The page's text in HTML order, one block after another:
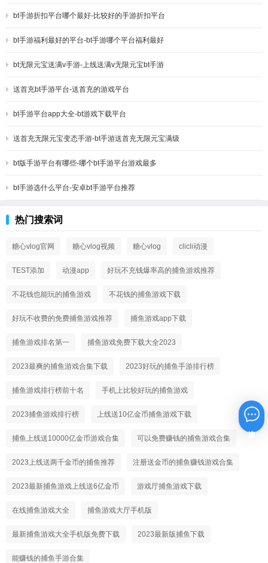
bt手游折扣平台哪个最好-比较好的手游折扣平台
bt手游福利最好的平台-bt手游哪个平台福利最好
bt无限元宝送满v手游-上线送满v无限元宝bt手游
送首充bt手游平台-送首充的游戏平台
bt手游平台app大全-bt游戏下载平台
送首充无限元宝变态手游-bt手游送首充无限元宝满级
bt版手游平台有哪些-哪个bt手游平台游戏最多
bt手游选什么平台-安卓bt手游平台推荐
热门搜索词
糖心vlog官网 糖心vlog视频 糖心vlog clicli动漫
TEST添加 动漫app 好玩不充钱爆率高的捕鱼游戏推荐
不花钱也能玩的捕鱼游戏 不花钱的捕鱼游戏下载
好玩不收费的免费捕鱼游戏推荐 捕鱼游戏app下载
捕鱼游戏排名第一 捕鱼游戏免费下载大全2023
2023最爽的捕鱼游戏合集下载 2023好玩的捕鱼手游排行榜
捕鱼游戏排行榜前十名 手机上比较好玩的捕鱼游戏
2023捕鱼游戏排行榜 上线送10亿金币捕鱼游戏下载
捕鱼上线送10000亿金币游戏合集 可以免费赚钱的捕鱼游戏合集
2023上线送两千金币的捕鱼推荐 注册送金币的捕鱼赚钱游戏合集
2023最新捕鱼游戏上线送6亿金币 游戏厅捕鱼游戏下载
在线捕鱼游戏大全 捕鱼游戏大厅手机版
最新捕鱼游戏大全手机版免费下载 2023最新版捕鱼下载
能赚钱的捕鱼手游合集